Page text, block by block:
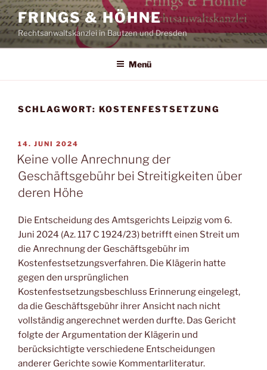
Zum
Inhalt
springen
FRINGS & HÖHNE
Rechtsanwaltskanzlei in Bautzen und Dresden
Menü
SCHLAGWORT: KOSTENFESTSETZUNG
VERÖFFENTLICHT
AM
14. JUNI 2024
Keine volle Anrechnung der
Geschäftsgebühr bei Streitigkeiten über
deren Höhe
Die Entscheidung des Amtsgerichts Leipzig vom 6.
Juni 2024 (Az. 117 C 1924/23) betrifft einen Streit um
die Anrechnung der Geschäftsgebühr im
Kostenfestsetzungsverfahren. Die Klägerin hatte
gegen den ursprünglichen
Kostenfestsetzungsbeschluss Erinnerung eingelegt,
da die Geschäftsgebühr ihrer Ansicht nach nicht
vollständig angerechnet werden durfte. Das Gericht
folgte der Argumentation der Klägerin und
berücksichtigte verschiedene Entscheidungen
anderer Gerichte sowie Kommentarliteratur.